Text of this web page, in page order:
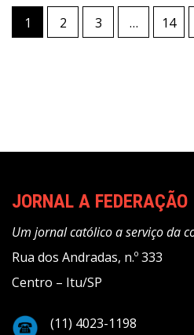
Paginação
de
1 2 3 … 14
JORNAL A FEDERAÇÃO
Um jornal católico a serviço da
Rua dos Andradas, n.º 333
Centro – Itu/SP
(11) 4023-1198